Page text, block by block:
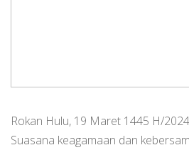
Rokan Hulu, 19 Maret 1445 H/
Suasana keagamaan dan